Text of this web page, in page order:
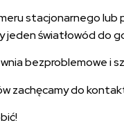
stacjonarnego
światłowód do
bezproblemowe i
zachęcamy do